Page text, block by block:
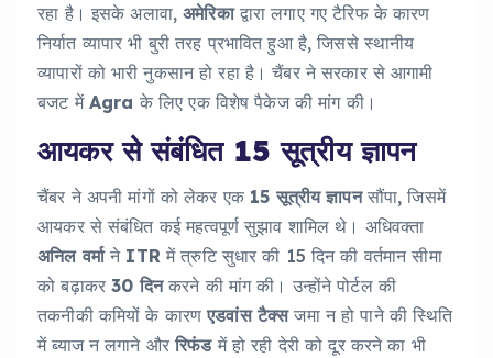
रहा है। इसके अलावा,अमेरिकाद्वारा लगाए गए टैरिफ के कारण
निर्यात व्यापार भी बुरी तरह प्रभावित हुआ है, जिससे स्थानीय
व्यापारों को भारी नुकसान हो रहा है। चैंबर ने सरकार से आगामी
बजट में Agra के लिए एक विशेष पैकेज की मांग की।
आयकर से संबंधित 15 सूत्रीय ज्ञापन
चैंबर ने अपनी मांगों को लेकर एक 15 सूत्रीय ज्ञापनसौंपा, जिसमें
आयकर से संबंधित कई महत्वपूर्ण सुझाव शामिल थे। अधिवक्ता
अनिल वर्माने ITRमें त्रुटि सुधार की 15 दिन की वर्तमान सीमा
को बढ़ाकर30 दिनकरने की मांग की। उन्होंने पोर्टल की
तकनीकी कमियों के कारणएडवांस टैक्सजमा न हो पाने की स्थिति
में ब्याज न लगाने औररिफंडमें हो रही देरी को दूर करने का भी